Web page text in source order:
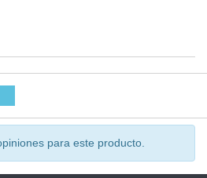
para este producto.